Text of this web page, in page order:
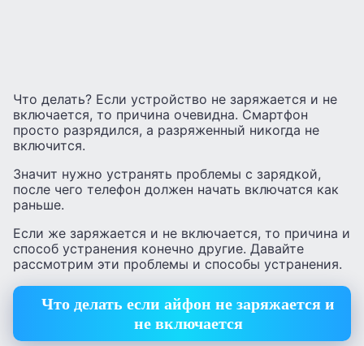
Что делать? Если устройство не заряжается и не
включается, то причина очевидна. Смартфон
просто разрядился, а разряженный никогда не
включится.
Значит нужно устранять проблемы с зарядкой,
после чего телефон должен начать включатся как
раньше.
Если же заряжается и не включается, то причина и
способ устранения конечно другие. Давайте
рассмотрим эти проблемы и способы устранения.
Что делать если айфон не заряжается и
не включается